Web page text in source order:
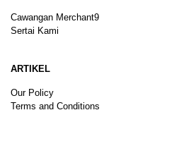
Cawangan Merchant9
Sertai Kami
ARTIKEL
Our Policy
Terms and Conditions